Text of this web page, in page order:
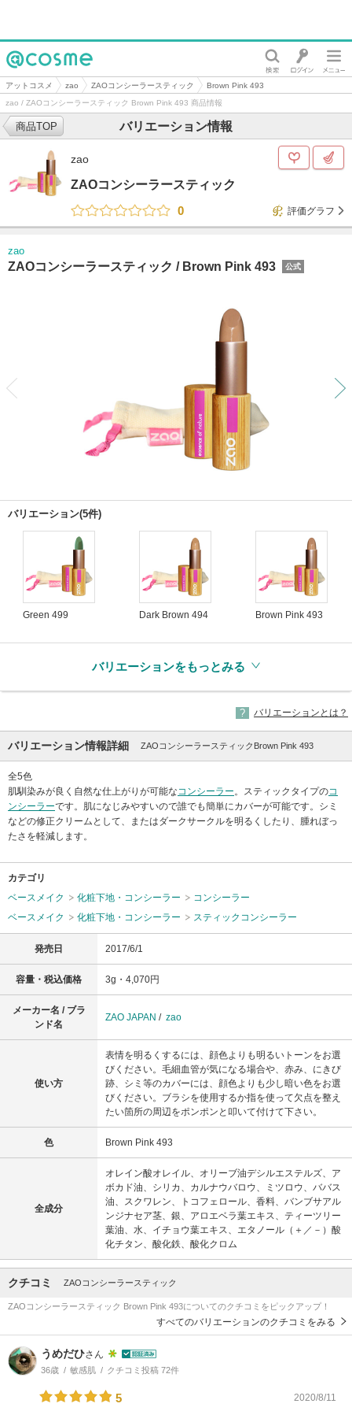
@cosme
アットコスメ zao ZAOコンシーラースティック
Brown Pink 493
zao / ZAOコンシーラースティック Brown Pink 493 商品情報
バリエーション情報
商品TOP
zao
ZAOコンシーラースティック
0
評価グラフ
zao
ZAOコンシーラースティック / Brown Pink 493 公式
バリエーション(5件)
Green 499 Dark Brown 494 Brown Pink 493
バリエーションをもっとみる
バリエーションとは？
バリエーション情報詳細 ZAOコンシーラースティックBrown Pink 493
全5色
肌馴染みが良く自然な仕上がりが可能なコンシーラー。スティックタイプのコ
ンシーラーです。肌になじみやすいので誰でも簡単にカバーが可能です。シミ
などの修正クリームとして、またはダークサークルを明るくしたり、腫れぼっ
たさを軽減します。
カテゴリ
ベースメイク
化粧下地・コンシーラー
コンシーラー
ベースメイク
化粧下地・コンシーラー スティックコンシーラー
発売日 2017/6/1
容量・税込価格 3g・4,070円
メーカー名 / ブラ
ンド名
ZAO JAPAN / zao
使い方
表情を明るくするには、顔色よりも明るいトーンをお選
びください。毛細血管が気になる場合や、赤み、にきび
跡、シミ等のカバーには、顔色よりも少し暗い色をお選
びください。ブラシを使用するか指を使って欠点を整え
たい箇所の周辺をポンポンと叩いて付けて下さい。
色 Brown Pink 493
全成分
オレイン酸オレイル、オリーブ油デシルエステルズ、ア
ボカド油、シリカ、カルナウバロウ、ミツロウ、ババス
油、スクワレン、トコフェロール、香料、バンブサアル
ンジナセア茎、銀、アロエベラ葉エキス、ティーツリー
葉油、水、イチョウ葉エキス、エタノール（＋／－）酸
化チタン、酸化鉄、酸化クロム
クチコミ ZAOコンシーラースティック
ZAOコンシーラースティック Brown Pink 493についてのクチコミをピックアップ！
すべてのバリエーションのクチコミをみる
うめだひさん
36歳 敏感肌 クチコミ投稿 72件
5 2020/8/11